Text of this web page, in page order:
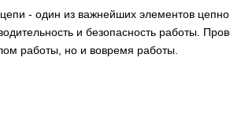
- один из важнейших элементов
и безопасность работы.
работы, но и вовремя работы.